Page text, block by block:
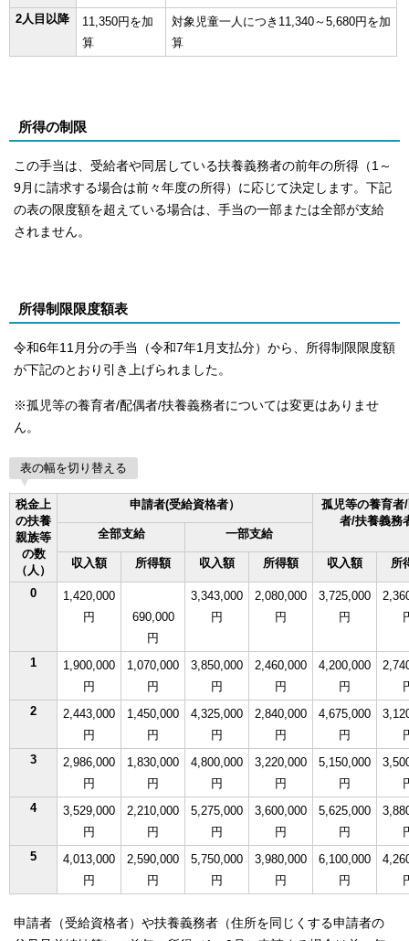
2人目以降
11,350円を加
算
対象児童一人につき11,340～5,680円を加
算
所得の制限
この手当は、受給者や同居している扶養義務者の前年の所得（1～
9月に請求する場合は前々年度の所得）に応じて決定します。下記
の表の限度額を超えている場合は、手当の一部または全部が支給
されません。
所得制限限度額表
令和6年11月分の手当（令和7年1月支払分）から、所得制限限度額
が下記のとおり引き上げられました。
※孤児等の養育者/配偶者/扶養義務者については変更はありませ
ん。
表の幅を切り替える
税金上
の扶養
親族等
の数
（人）
申請者(受給資格者）
孤児等の養育者
者/扶養義務
全部支給
一部支給
収入額 所得額 収入額 所得額 収入額 所
0
1,420,000
円
690,000
円
3,343,000
円
2,080,000
円
3,725,000
円
1
1,900,000
円
1,070,000
円
3,850,000
円
2,460,000
円
4,200,000
円
2
2,443,000
円
1,450,000
円
4,325,000
円
2,840,000
円
4,675,000
円
3
2,986,000
円
1,830,000
円
4,800,000
円
3,220,000
円
5,150,000
円
4
3,529,000
円
2,210,000
円
5,275,000
円
3,600,000
円
5,625,000
円
5
4,013,000
円
2,590,000
円
5,750,000
円
3,980,000
円
6,100,000
円
申請者（受給資格者）や扶養義務者（住所を同じくする申請者の